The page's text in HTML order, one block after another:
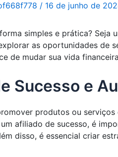
/ 16 de junho de
simples e prática?
as oportunidades
de mudar sua vida
Sucesso e
produtos ou
afiliado de sucesso, é
disso, é essencial criar